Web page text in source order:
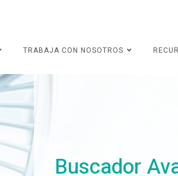
TRABAJA CON NOSOTROS
Buscador